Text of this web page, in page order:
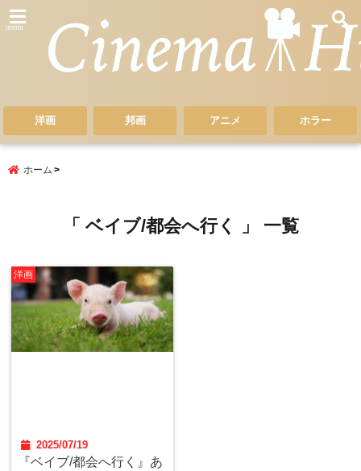
menu
洋画 邦画 アニメ ホラー
ホーム
「 ベイブ/都会へ行く 」 一覧
洋画
2025/07/19
『ベイブ/都会へ行く』あ